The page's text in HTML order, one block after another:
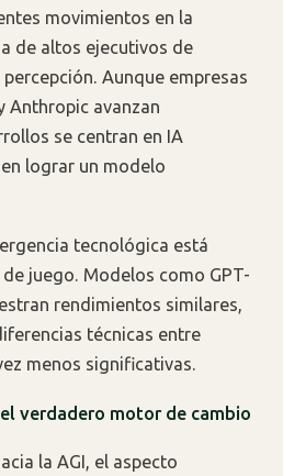
movimientos en la
de altos ejecutivos de
Aunque empresas
Anthropic avanzan
se centran en IA
lograr un modelo
tecnológica está
juego. Modelos como GPT-
rendimientos similares,
técnicas entre
menos significativas.
verdadero motor de cambio
la AGI, el aspecto